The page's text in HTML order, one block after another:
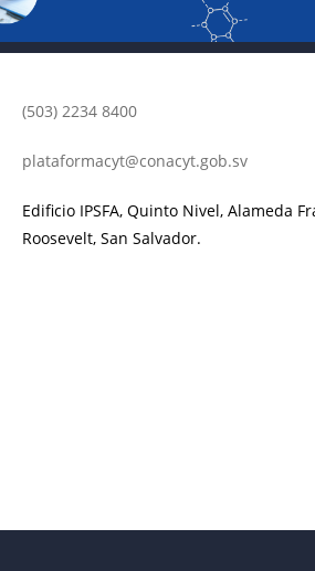
(503) 2234 8400
plataformacyt@conacyt.gob.sv
Edificio IPSFA, Quinto Nivel, Alameda
Roosevelt, San Salvador.